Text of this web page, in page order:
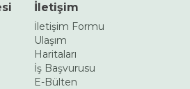
İletişim
İletişim Formu
Ulaşım
Haritaları
İş Başvurusu
E-Bülten